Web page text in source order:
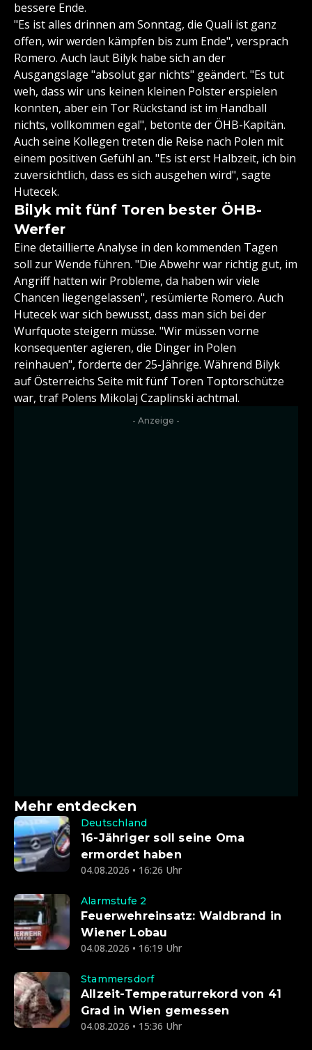
bessere Ende.
"Es ist alles drinnen am Sonntag, die Quali ist ganz
offen, wir werden kämpfen bis zum Ende", versprach
Romero. Auch laut Bilyk habe sich an der
Ausgangslage "absolut gar nichts" geändert. "Es tut
weh, dass wir uns keinen kleinen Polster erspielen
konnten, aber ein Tor Rückstand ist im Handball
nichts, vollkommen egal", betonte der ÖHB-Kapitän.
Auch seine Kollegen treten die Reise nach Polen mit
einem positiven Gefühl an. "Es ist erst Halbzeit, ich bin
zuversichtlich, dass es sich ausgehen wird", sagte
Hutecek.
Bilyk mit fünf Toren bester ÖHB-
Werfer
Eine detaillierte Analyse in den kommenden Tagen
soll zur Wende führen. "Die Abwehr war richtig gut, im
Angriff hatten wir Probleme, da haben wir viele
Chancen liegengelassen", resümierte Romero. Auch
Hutecek war sich bewusst, dass man sich bei der
Wurfquote steigern müsse. "Wir müssen vorne
konsequenter agieren, die Dinger in Polen
reinhauen", forderte der 25-Jährige. Während Bilyk
auf Österreichs Seite mit fünf Toren Toptorschütze
war, traf Polens Mikolaj Czaplinski achtmal.
- Anzeige -
Mehr entdecken
Deutschland
16-Jähriger soll seine Oma
ermordet haben
04.08.2026 • 16:26 Uhr
Alarmstufe 2
Feuerwehreinsatz: Waldbrand in
Wiener Lobau
04.08.2026 • 16:19 Uhr
Stammersdorf
Allzeit-Temperaturrekord von 41
Grad in Wien gemessen
04.08.2026 • 15:36 Uhr